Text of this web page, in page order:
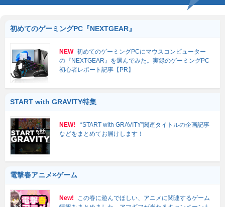
初めてのゲーミングPC『NEXTGEAR』
NEW 初めてのゲーミングPCにマウスコンピューター
の『NEXTGEAR』を選んでみた。実録のゲーミングPC
初心者レポート記事【PR】
START with GRAVITY特集
NEW!
“START with GRAVITY”関連タイトルの企画記事
などをまとめてお届けします！
電撃春アニメ×ゲーム
New!
この春に遊んでほしい、アニメに関連するゲーム